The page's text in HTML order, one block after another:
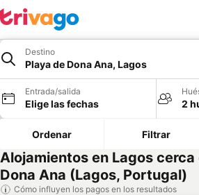
Destino
Playa de Dona Ana, Lagos
Entrada/salida
Elige las fechas 2
Ordenar Filtrar
Alojamientos en Lagos cerca
Dona Ana (Lagos, Portugal)
Cómo influyen los pagos en los resultados